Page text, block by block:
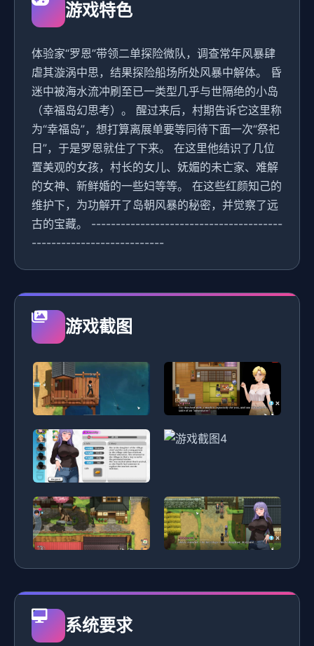
游戏特色
体验家“罗恩”带领二单探险微队，调查常年风暴肆
虐其漩涡中思，结果探险船场所处风暴中解体。 昏
迷中被海水流冲刷至已一类型几乎与世隔绝的小岛
（幸福岛幻思考）。 醒过来后，村期告诉它这里称
为“幸福岛”，想打算离展单要等同待下面一次“祭祀
日”，于是罗恩就住了下来。 在这里他结识了几位
置美观的女孩，村长的女儿、妩媚的未亡家、难解
的女神、新鲜婚的一些妇等等。 在这些红颜知己的
维护下，为功解开了岛朝风暴的秘密，并觉察了远
古的宝藏。 ---------------------------------------
---------------------------
游戏截图
系统要求